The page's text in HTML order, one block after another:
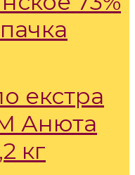
екстра
Анюта
кг